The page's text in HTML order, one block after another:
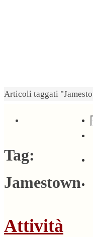
Home
Articoli taggati
Tag:
Jamestown
Attività